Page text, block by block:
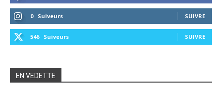
0 Suiveurs SUIVRE
546 Suiveurs SUIVRE
EN VEDETTE